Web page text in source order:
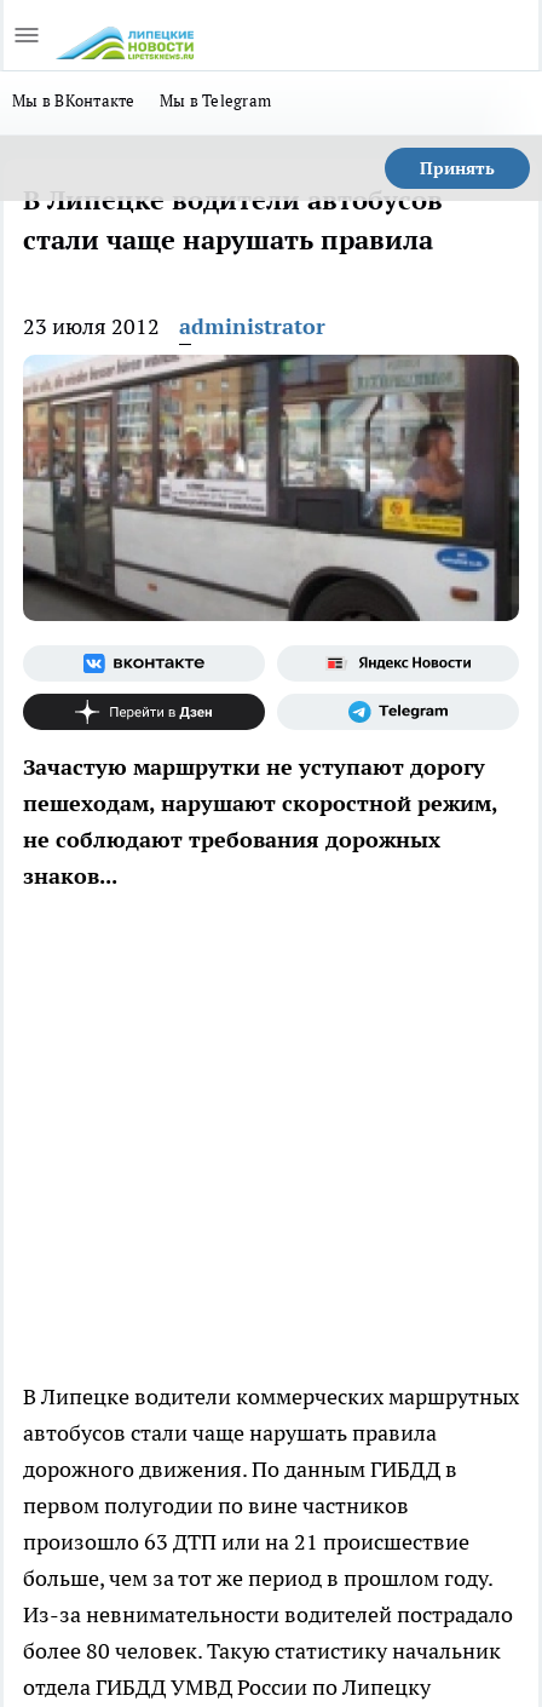
Мы в ВКонтакте Мы в Telegram
Принять
В Липецке водители автобусов
стали чаще нарушать правила
23 июля 2012 administrator
Зачастую маршрутки не уступают дорогу
пешеходам, нарушают скоростной режим,
не соблюдают требования дорожных
знаков...
В Липецке водители коммерческих маршрутных
автобусов стали чаще нарушать правила
дорожного движения. По данным ГИБДД в
первом полугодии по вине частников
произошло 63 ДТП или на 21 происшествие
больше, чем за тот же период в прошлом году.
Из-за невнимательности водителей пострадало
более 80 человек. Такую статистику начальник
отдела ГИБДД УМВД России по Липецку